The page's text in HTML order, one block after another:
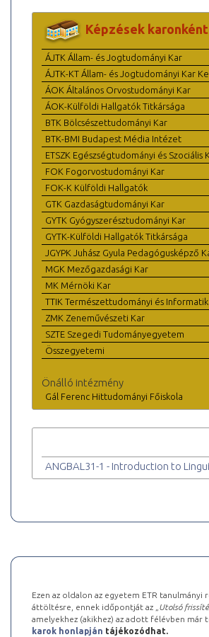
Képzések karonként
ÁJTK Állam- és Jogtudományi Kar
ÁJTK-KT Állam- és Jogtudományi Kar
ÁOK Általános Orvostudományi Kar
ÁOK-Külföldi Hallgatók Titkársága
BTK Bölcsészettudományi Kar
BTK-BMI Budapest Média Intézet
ETSZK Egészségtudományi és Szociális
FOK Fogorvostudományi Kar
FOK-K Külföldi Hallgatók
GTK Gazdaságtudományi Kar
GYTK Gyógyszerésztudományi Kar
GYTK-Külföldi Hallgatók Titkársága
JGYPK Juhász Gyula Pedagógusképző
MGK Mezőgazdasági Kar
MK Mérnöki Kar
TTIK Természettudományi és
ZMK Zeneművészeti Kar
SZTE Szegedi Tudományegyetem
Összegyetemi
Önálló intézmény
Gál Ferenc Hittudományi Főiskola
ANGBAL31-1 - Introduction to
Ezen az oldalon az egyetem ETR
áttöltésre, ennek időpontját az „ Utolsó
amelyekhez (akikhez) az adott félévben már
karok honlapján tájékozódhat.